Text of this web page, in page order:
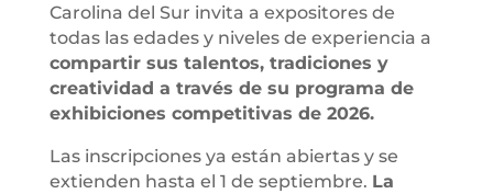
Carolina del Sur invita a expositores de
todas las edades y niveles de experiencia a
compartir sus talentos, tradiciones y
creatividad a través de su programa de
exhibiciones competitivas de 2026.
Las inscripciones ya están abiertas y se
extienden hasta el 1 de septiembre. La